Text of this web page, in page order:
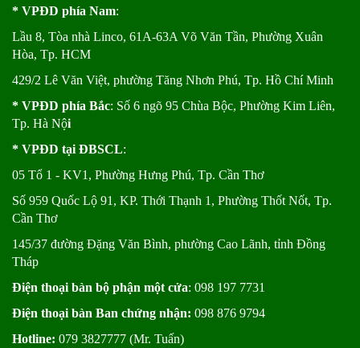
* VPĐD phía Nam:
Lầu 8, Tòa nhà Linco, 61A-63A Võ Văn Tần, Phường Xuân
Hòa, Tp. HCM
429/2 Lê Văn Việt, phường Tăng Nhơn Phú, Tp. Hồ Chí Minh
* VPĐD phía Bắc: Số 6 ngõ 95 Chùa Bộc, Phường Kim Liên,
Tp. Hà Nội
* VPĐD tại ĐBSCL:
05 Tổ 1 - KV1, Phường Hưng Phú, Tp. Cần Thơ
Số 959 Quốc Lộ 91, KP. Thới Thạnh 1, Phường Thốt Nốt, Tp.
Cần Thơ
145/37 đường Đặng Văn Bình, phường Cao Lãnh, tỉnh Đồng
Tháp
Điện thoại bàn bộ phận một cửa: 098 197 7731
Điện thoại bàn Ban chứng nhận: 098 876 9794
Hotline: 079 3827777 (Mr. Tuấn)